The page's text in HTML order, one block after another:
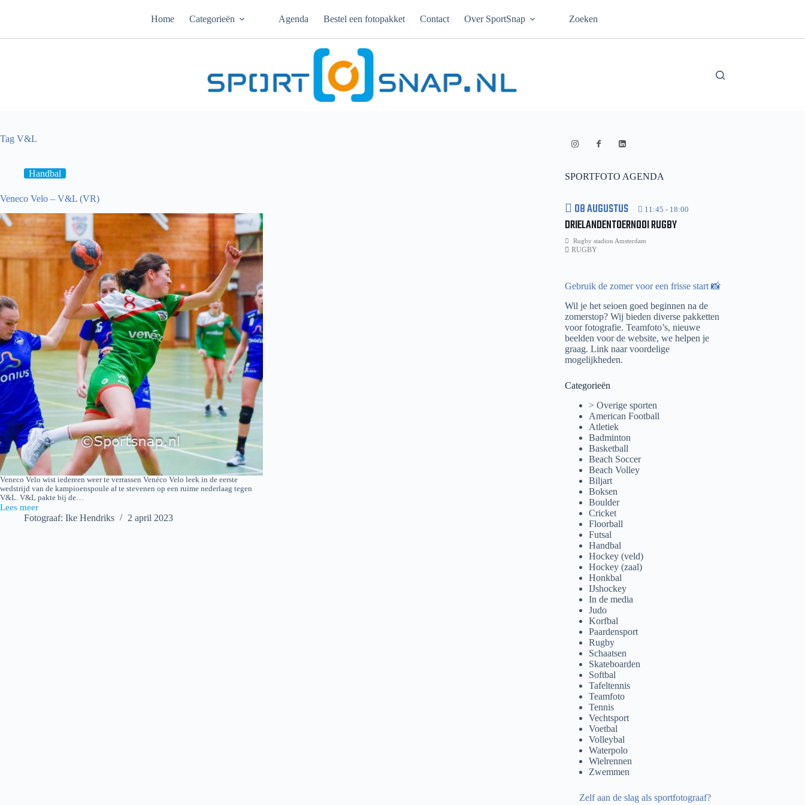
inhoud
Home Categorieën Agenda Bestel een fotopakket Contact Over SportSnap Zoeken
Tag V&L
Handbal
Veneco Velo – V&L (VR)
Veneco Velo wist iedereen weer te verrassen Venéco Velo leek in de eerste
wedstrijd van de kampioenspoule af te stevenen op een ruime nederlaag tegen
V&L. V&L pakte bij de…
Lees meer
Veneco
Fotograaf: Ike Hendriks 2 april 2023
SPORTFOTO AGENDA
08 AUGUSTUS 11:45 - 18:00
DRIELANDENTOERNOOI RUGBY
Rugby stadion Amsterdam
RUGBY
Gebruik de zomer voor een frisse start 📸
Wil je het seioen goed beginnen na de
zomerstop? Wij bieden diverse pakketten
voor fotografie. Teamfoto’s, nieuwe
beelden voor de website, we helpen je
graag.Link naar voordelige
mogelijkheden.
Categorieën
> Overige sporten
American Football
Atletiek
Badminton
Basketball
Beach Soccer
Beach Volley
Biljart
Boksen
Boulder
Cricket
Floorball
Futsal
Handbal
Hockey (veld)
Hockey (zaal)
Honkbal
IJshockey
In de media
Judo
Korfbal
Paardensport
Rugby
Schaatsen
Skateboarden
Softbal
Tafeltennis
Teamfoto
Tennis
Vechtsport
Voetbal
Volleybal
Waterpolo
Wielrennen
Zwemmen
Zelf aan de slag als sportfotograaf?